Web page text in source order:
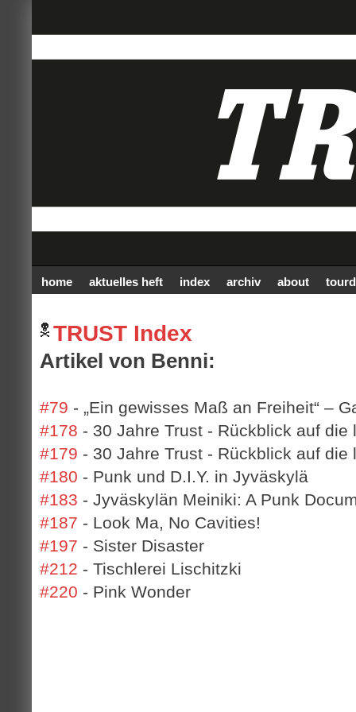
home aktuelles heft index archiv about
TRUST Index
Artikel von Benni:
#79 - „Ein gewisses Maß an Freiheit“ –
#178 - 30 Jahre Trust - Rückblick auf die
#179 - 30 Jahre Trust - Rückblick auf die
#180 - Punk und D.I.Y. in Jyväskylä
#183 - Jyväskylän Meiniki: A Punk
#187 - Look Ma, No Cavities!
#197 - Sister Disaster
#212 - Tischlerei Lischitzki
#220 - Pink Wonder